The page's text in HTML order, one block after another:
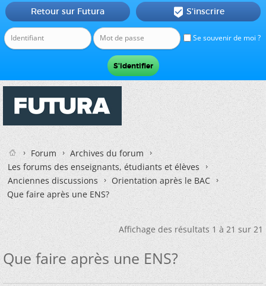
Se souvenir de moi ?
Retour sur Futura  S'inscrire
Forum
Archives du forum
Les forums des enseignants, étudiants et élèves
Anciennes discussions
Orientation après le BAC
Que faire après une ENS?
Affichage des résultats 1 à 21 sur 21
Que faire après une ENS?